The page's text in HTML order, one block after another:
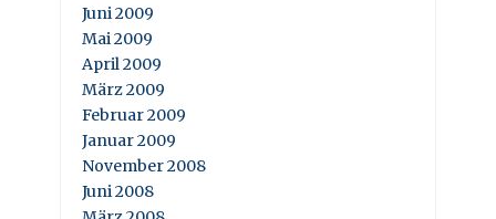
Juni 2009
Mai 2009
April 2009
März 2009
Februar 2009
Januar 2009
November 2008
Juni 2008